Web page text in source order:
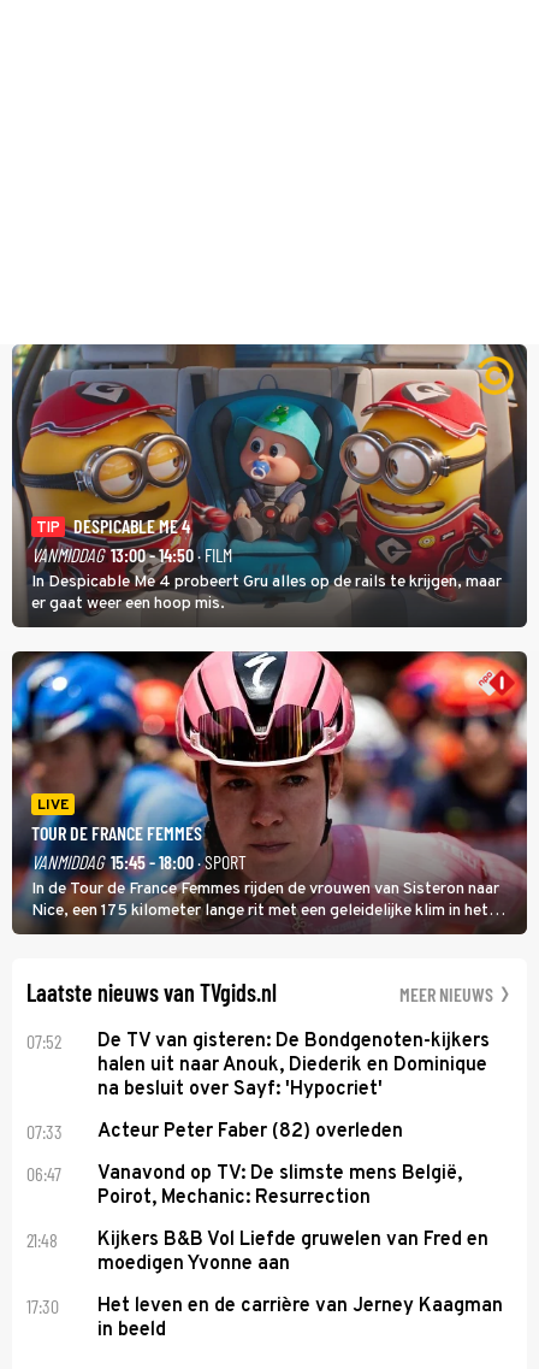
TIP
DESPICABLE ME 4
VANMIDDAG 13:00 - 14:50· FILM
In Despicable Me 4 probeert Gru alles op de rails te krijgen, maar
er gaat weer een hoop mis.
LIVE
TOUR DE FRANCE FEMMES
VANMIDDAG 15:45 - 18:00· SPORT
In de Tour de France Femmes rijden de vrouwen van Sisteron naar
Nice, een 175 kilometer lange rit met een geleidelijke klim in het
midden. Dat is mogelijk niet de zwaarste hindernis, dat is de
Laatste nieuws van TVgids.nl MEER NIEUWS
07:52
De TV van gisteren: De Bondgenoten-kijkers
halen uit naar Anouk, Diederik en Dominique
na besluit over Sayf: 'Hypocriet'
07:33 Acteur Peter Faber (82) overleden
06:47
Vanavond op TV: De slimste mens België,
Poirot, Mechanic: Resurrection
21:48
Kijkers B&B Vol Liefde gruwelen van Fred en
moedigen Yvonne aan
17:30
Het leven en de carrière van Jerney Kaagman
in beeld